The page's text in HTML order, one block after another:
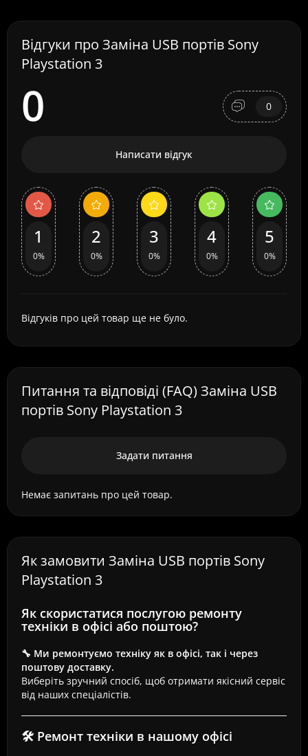
Відгуки про Заміна USB портів Sony
Playstation 3
0 0
Написати відгук
1
0%
2
0%
3
0%
4
0%
5
0%
Відгуків про цей товар ще не було.
Питання та відповіді (FAQ) Заміна USB
портів Sony Playstation 3
Задати питання
Немає запитань про цей товар.
Як замовити Заміна USB портів Sony
Playstation 3
Як скористатися послугою ремонту
техніки в офісі або поштою?
🔧 Ми ремонтуємо техніку як в офісі, так і через
поштову доставку.
Виберіть зручний спосіб, щоб отримати якісний сервіс
від наших спеціалістів.
🛠 Ремонт техніки в нашому офісі